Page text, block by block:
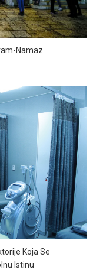
Namaz
Koja Se
Istinu